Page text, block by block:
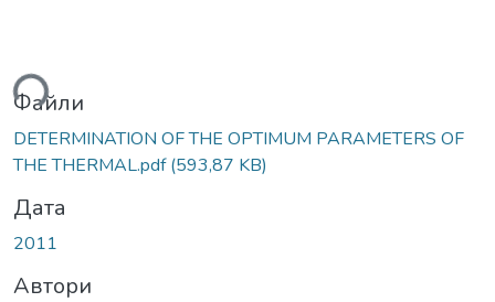
Файли
DETERMINATION OF THE OPTIMUM PARAMETERS OF
THE THERMAL.pdf(593,87 KB)
Дата
2011
Автори